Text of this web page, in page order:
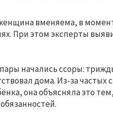
вменяема, в
При этом эксперты
начались ссоры:
дома. Из-за частых
она объясняла это